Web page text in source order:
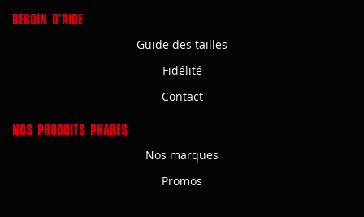
BESOIN D'AIDE
Guide des tailles
Fidélité
Contact
NOS PRODUITS PHARES
Nos marques
Promos